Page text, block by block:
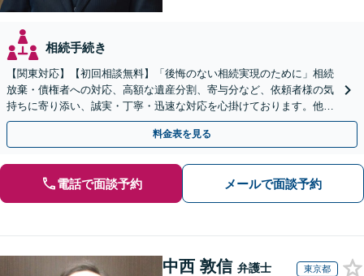
相続手続き
【関東対応】【初回相談無料】「後悔のない相続実現のために」相続
放棄・債権者への対応、高額な遺産分割、寄与分など、依頼者様の気
持ちに寄り添い、誠実・丁寧・迅速な対応を心掛けております。他士
業とも連携し円滑な相続を目指します【夜間相談可】
料金表を見る
電話で面談予約 メールで面談予約
中西 敦信 弁護士 東京都